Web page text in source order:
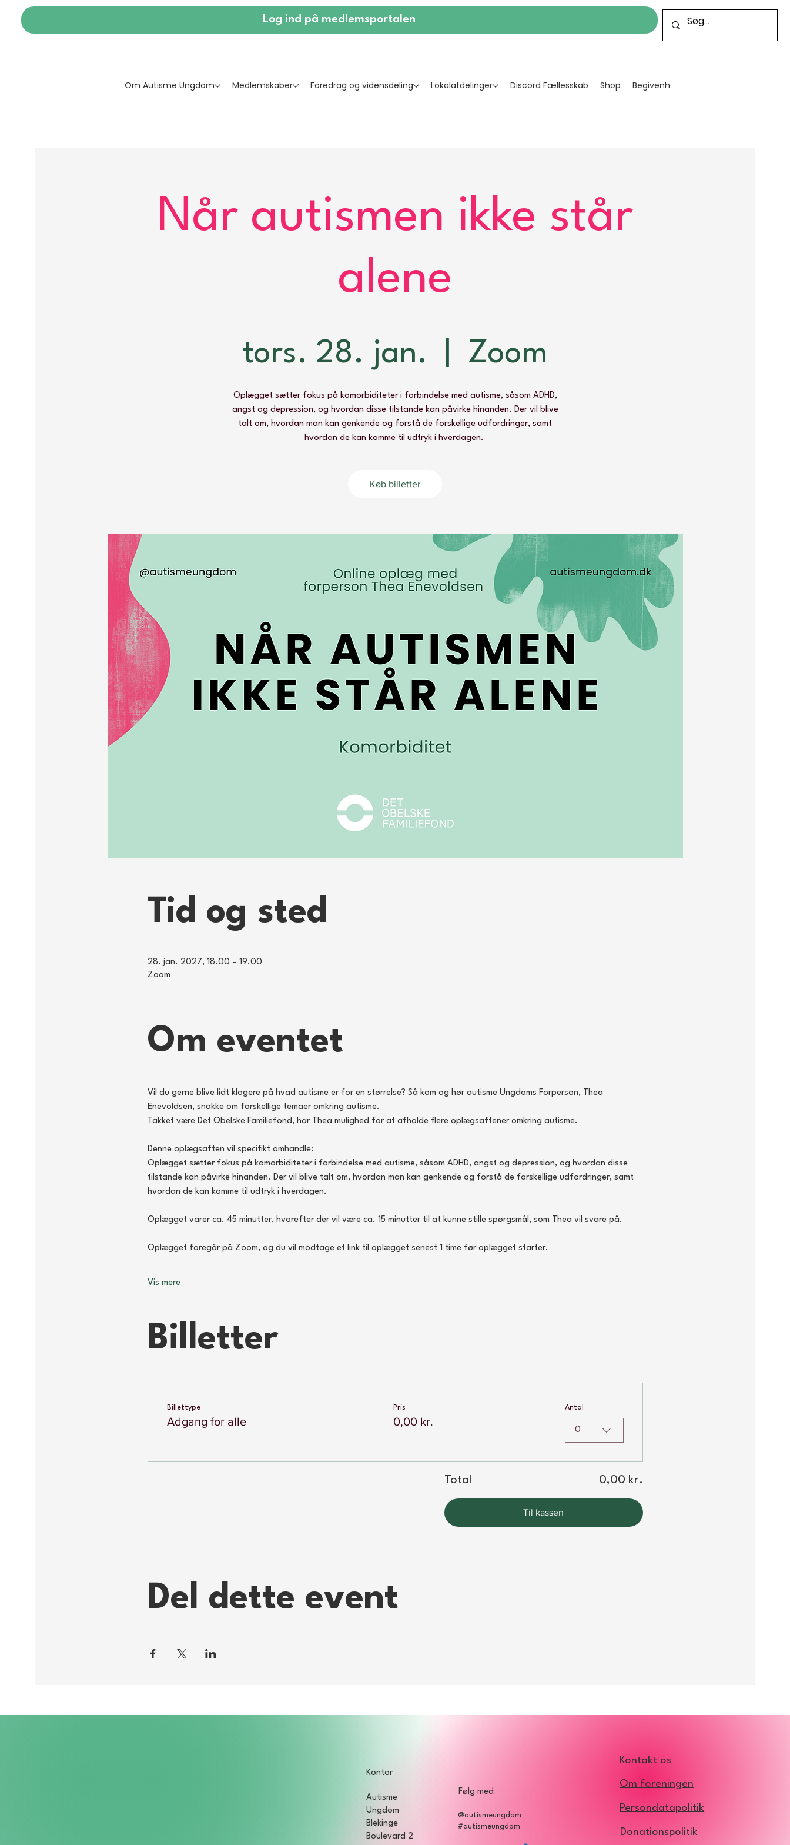
Log ind på medlemsportalen
Om Autisme Ungdom Medlemskaber Foredrag og vidensdeling Lokalafdelinger Discord Fællesskab Shop Begivenheder
Når autismen ikke står
alene
tors. 28. jan. Zoom
Oplægget sætter fokus på komorbiditeter i forbindelse med autisme, såsom ADHD,
angst og depression, og hvordan disse tilstande kan påvirke hinanden. Der vil blive
talt om, hvordan man kan genkende og forstå de forskellige udfordringer, samt
hvordan de kan komme til udtryk i hverdagen.
Køb billetter
Tid og sted
28. jan. 2027, 18.00 – 19.00
Zoom
Om eventet
Vil du gerne blive lidt klogere på hvad autisme er for en størrelse? Så kom og hør autisme Ungdoms Forperson, Thea
Enevoldsen, snakke om forskellige temaer omkring autisme.
Takket være Det Obelske Familiefond, har Thea mulighed for at afholde flere oplægsaftener omkring autisme.
Denne oplægsaften vil specifikt omhandle:
Oplægget sætter fokus på komorbiditeter i forbindelse med autisme, såsom ADHD, angst og depression, og hvordan disse
tilstande kan påvirke hinanden. Der vil blive talt om, hvordan man kan genkende og forstå de forskellige udfordringer, samt
hvordan de kan komme til udtryk i hverdagen.
Oplægget varer ca. 45 minutter, hvorefter der vil være ca. 15 minutter til at kunne stille spørgsmål, som Thea vil svare på.
Oplægget foregår på Zoom, og du vil modtage et link til oplægget senest 1 time før oplægget starter.
Vis mere
Billetter
Billettype
Adgang for alle
Pris
0,00 kr.
Antal
0
Total 0,00 kr.
Til kassen
Del dette event
Kontor
Autisme
Ungdom
Blekinge
Boulevard 2
Følg med
@autismeungdom
#autismeungdom
Kontakt os
Om foreningen
Persondatapolitik
Donationspolitik